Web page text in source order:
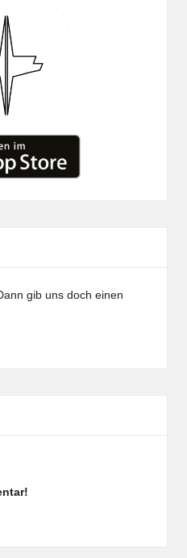
gib uns doch einen